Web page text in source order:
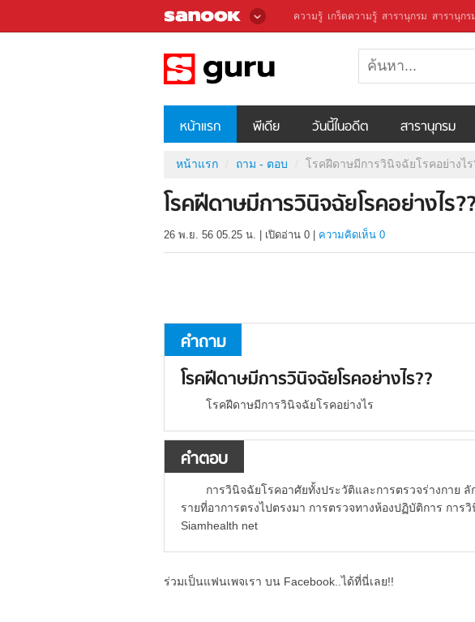
ความรู้ เกร็ดความรู้ สารานุกรม สารานุก
หน้าแรก พีเดีย วันนี้ในอดีต สารานุกรม
หน้าแรก ถาม - ตอบ โรคฝีดาษมีการวินิจฉัยโรคอย่างไร
โรคฝีดาษมีการวินิจฉัยโรคอย่างไร
26 พ.ย. 56 05.25 น. เปิดอ่าน 0 ความคิดเห็น 0
คำถาม
โรคฝีดาษมีการวินิจฉัยโรคอย่างไร??
โรคฝีดาษมีการวินิจฉัยโรคอย่างไร
คำตอบ
การวินิจฉัยโรคอาศัยทั้งประวัติและการตรวจร่างกาย
รายที่อาการตรงไปตรงมา การตรวจทางห้องปฏิบัติการ การ
Siamhealth net
ร่วมเป็นแฟนเพจเรา บน Facebook..ได้ที่นี่เลย!!